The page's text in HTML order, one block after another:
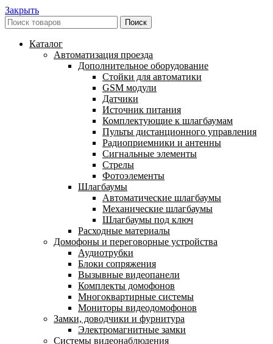
Закрыть
Поиск
Каталог
Автоматизация проезда
Дополнительное оборудование
Cтойки для автоматики
GSM модули
Датчики
Источник питания
Комплектующие к шлагбаумам
Пульты дистанционного управления
Радиоприемники и антенны
Сигнальные элементы
Стрелы
Фотоэлементы
Шлагбаумы
Автоматические шлагбаумы
Механические шлагбаумы
Шлагбаумы под ключ
Расходные материалы
Домофоны и переговорные устройства
Аудиотрубки
Блоки сопряжения
Вызывные видеопанели
Комплекты домофонов
Многоквартирные системы
Мониторы видеодомофонов
Замки, доводчики и фурнитура
Электромагнитные замки
Системы видеонаблюдения